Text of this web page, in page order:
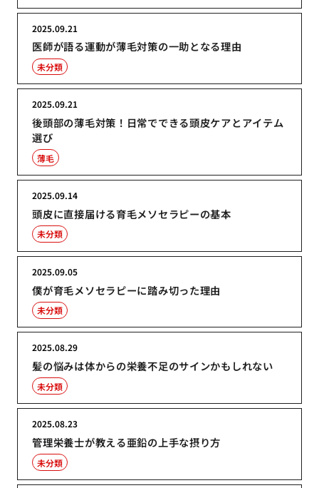
医師が語る運動が薄毛対策の一助となる理由
2025.09.21
未分類
後頭部の薄毛対策！日常でできる頭皮ケアとアイテム
選び
2025.09.21
薄毛
頭皮に直接届ける育毛メソセラピーの基本
2025.09.14
未分類
僕が育毛メソセラピーに踏み切った理由
2025.09.05
未分類
髪の悩みは体からの栄養不足のサインかもしれない
2025.08.29
未分類
管理栄養士が教える亜鉛の上手な摂り方
2025.08.23
未分類